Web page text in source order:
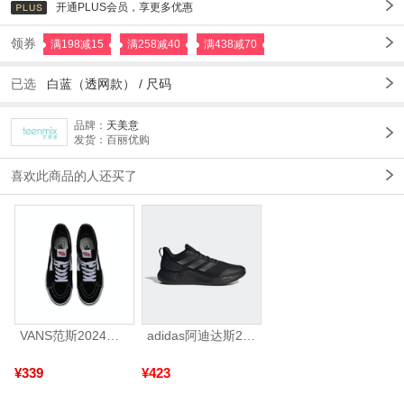
开通PLUS会员，享更多优惠
领券 满198减15 满258减40 满438减70
已选 白蓝（透网款） / 尺码
品牌： 天美意
发货：百丽优购
喜欢此商品的人还买了
VANS范斯2024中性SK8-HiCL帆布鞋/硫化鞋VN000D5IB8C
¥339 ¥423